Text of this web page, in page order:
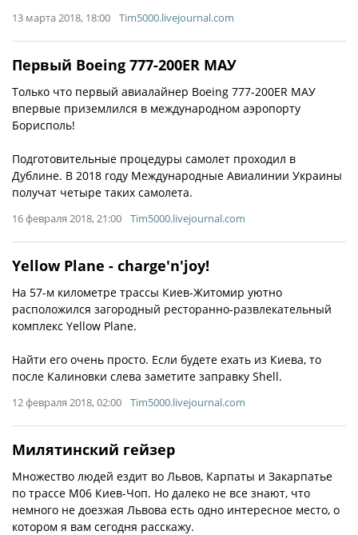
13 марта 2018, 18:00 Tim5000.livejournal.com
Первый Boeing 777-200ER МАУ
Только что первый авиалайнер Boeing 777-200ER МАУ
впервые приземлился в международном аэропорту
Борисполь!
Подготовительные процедуры самолет проходил в
Дублине. В 2018 году Международные Авиалинии Украины
получат четыре таких самолета.
16 февраля 2018, 21:00 Tim5000.livejournal.com
Yellow Plane - charge'n'joy!
На 57-м километре трассы Киев-Житомир уютно
расположился загородный ресторанно-развлекательный
комплекс Yellow Plane.
Найти его очень просто. Если будете ехать из Киева, то
после Калиновки слева заметите заправку Shell.
12 февраля 2018, 02:00 Tim5000.livejournal.com
Милятинский гейзер
Множество людей ездит во Львов, Карпаты и Закарпатье
по трассе M06 Киев-Чоп. Но далеко не все знают, что
немного не доезжая Львова есть одно интересное место, о
котором я вам сегодня расскажу.